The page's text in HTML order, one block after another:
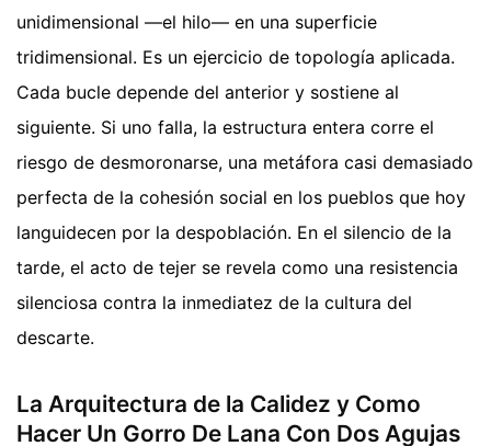
unidimensional —el hilo— en una superficie
tridimensional. Es un ejercicio de topología aplicada.
Cada bucle depende del anterior y sostiene al
siguiente. Si uno falla, la estructura entera corre el
riesgo de desmoronarse, una metáfora casi demasiado
perfecta de la cohesión social en los pueblos que hoy
languidecen por la despoblación. En el silencio de la
tarde, el acto de tejer se revela como una resistencia
silenciosa contra la inmediatez de la cultura del
descarte.
La Arquitectura de la Calidez y Como
Hacer Un Gorro De Lana Con Dos Agujas